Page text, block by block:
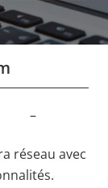
50-26 °
–
réseau avec